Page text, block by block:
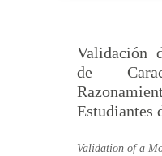
Validación
de
Estudiantes
Validation of a